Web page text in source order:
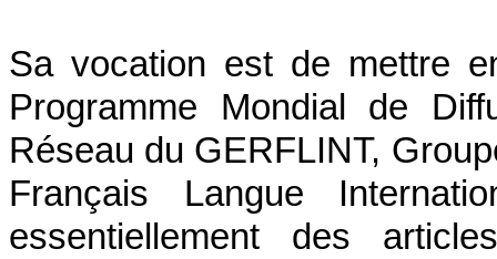
Sa vocation est de mettre
Programme Mondial de
Réseau du GERFLINT,
Français Langue
essentiellement des